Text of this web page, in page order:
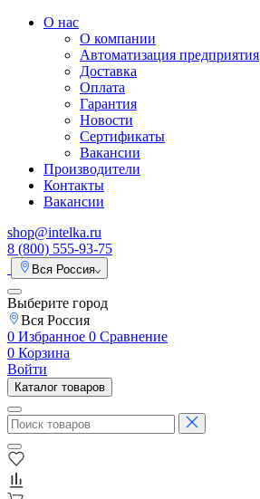
О нас
О компании
Автоматизация предприятия
Доставка
Оплата
Гарантия
Новости
Сертификаты
Вакансии
Производители
Контакты
Вакансии
shop@intelka.ru
8 (800) 555-93-75
Вся Россия
Выберите город
Вся Россия
0 Избранное 0 Сравнение
0 Корзина
Войти
Каталог товаров